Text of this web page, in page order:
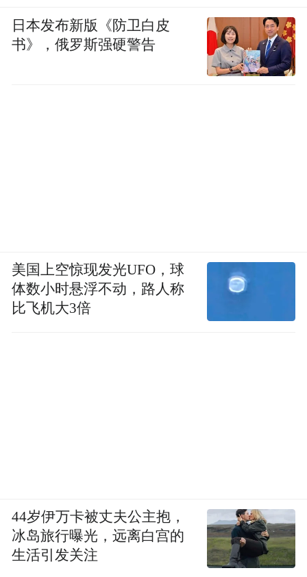
日本发布新版《防卫白皮
书》，俄罗斯强硬警告
美国上空惊现发光UFO，球
体数小时悬浮不动，路人称
比飞机大3倍
44岁伊万卡被丈夫公主抱，
冰岛旅行曝光，远离白宫的
生活引发关注